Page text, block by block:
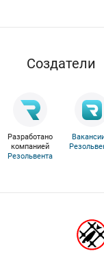
Cоздатели
Разработано
компанией
Резольвента